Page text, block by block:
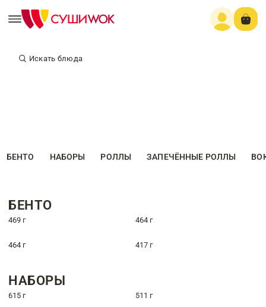
Искать блюда
БЕНТО НАБОРЫ РОЛЛЫ ЗАПЕЧЁННЫЕ РОЛЛЫ
БЕНТО
469 г 464 г
464 г 417 г
НАБОРЫ
615 г 511 г